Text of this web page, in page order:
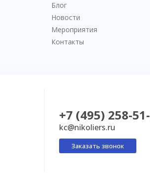
Блог
Новости
Мероприятия
Контакты
+7 (495) 258-
kc@nikoliers.ru
Заказать звонок